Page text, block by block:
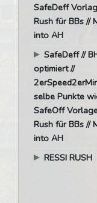
SafeDeff
Rush für BBs //
into AH
SafeDeff //
optimiert //
selbe Punkte
SafeOff
Rush für BBs //
into AH
RESSI RUSH